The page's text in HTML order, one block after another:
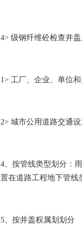
4> 级钢纤维砼检查井
1> 工厂、企业、单位
2> 城市公用道路交通
4、按管线类型划分：
置在道路工程地下管线
5、按井盖权属划划分